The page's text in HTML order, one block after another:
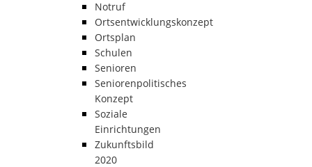
Notruf
Ortsentwicklungskonzept
Ortsplan
Schulen
Senioren
Seniorenpolitisches
Konzept
Soziale
Einrichtungen
Zukunftsbild
2020